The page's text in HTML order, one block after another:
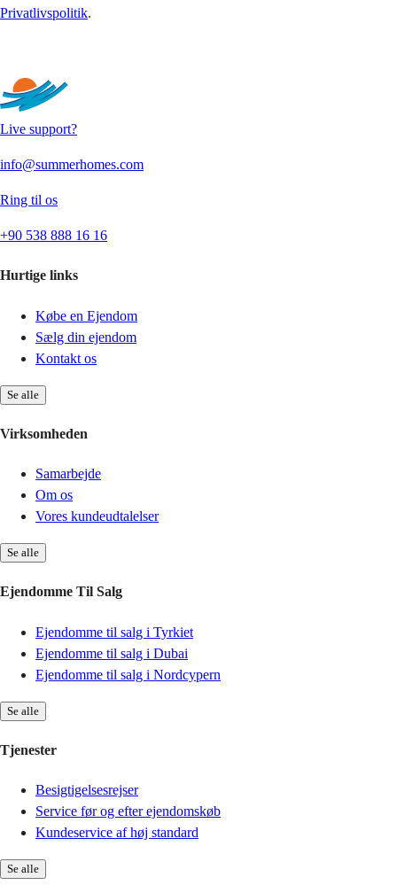
Privatlivspolitik.
Live support?
info@summerhomes.com
Ring til os
+90 538 888 16 16
Hurtige links
Købe en Ejendom
Sælg din ejendom
Kontakt os
Se alle
Virksomheden
Samarbejde
Om os
Vores kundeudtalelser
Se alle
Ejendomme Til Salg
Ejendomme til salg i Tyrkiet
Ejendomme til salg i Dubai
Ejendomme til salg i Nordcypern
Se alle
Tjenester
Besigtigelsesrejser
Service før og efter ejendomskøb
Kundeservice af høj standard
Se alle